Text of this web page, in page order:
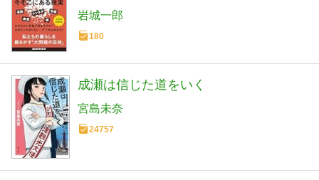
岩城一郎
180
成瀬は信じた道をいく
宮島未奈
24757